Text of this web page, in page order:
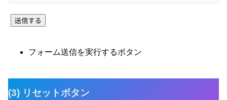
フォーム送信を実行するボタン
(3) リセットボタン